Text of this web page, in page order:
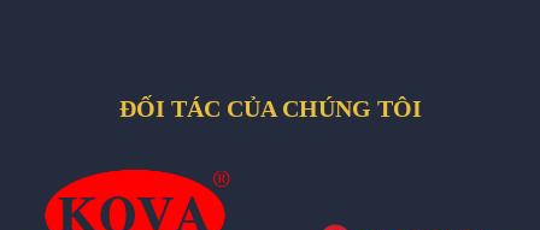
ĐỐI TÁC CỦA CHÚNG TÔI